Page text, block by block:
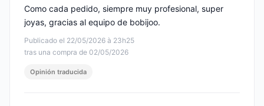
Publicado el 22/05/2026 à 23h25
tras una compra de 02/05/2026
Como cada pedido, siempre muy profesional, super
joyas, gracias al equipo de bobijoo.
Opinión traducida